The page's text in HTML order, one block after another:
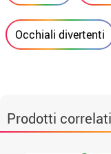
Occhiali divertenti
Prodotti correlati